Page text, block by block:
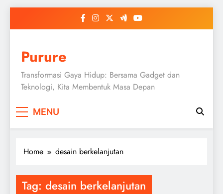
Purure
Transformasi Gaya Hidup: Bersama Gadget dan
Teknologi, Kita Membentuk Masa Depan
MENU
Home desain berkelanjutan
Tag: desain berkelanjutan